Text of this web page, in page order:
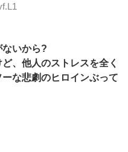
いから?
、他人のストレスを全く
な悲劇のヒロインぶって